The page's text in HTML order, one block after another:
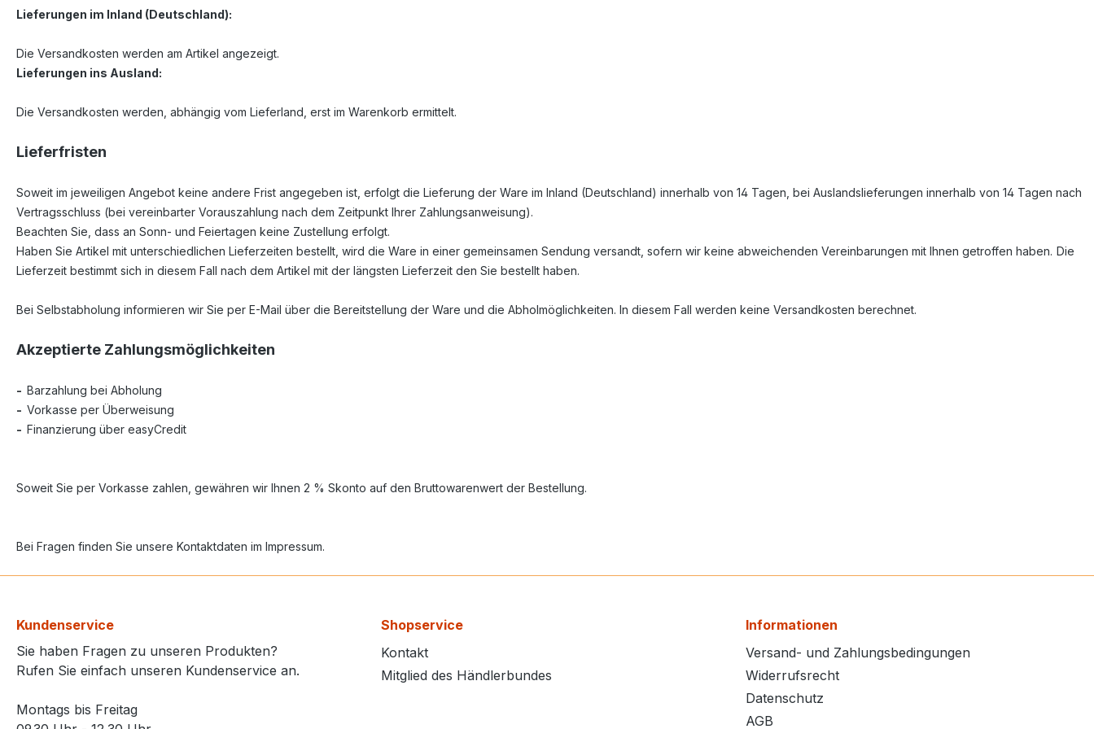
Lieferungen im Inland (Deutschland):
Die Versandkosten werden am Artikel angezeigt.
Lieferungen ins Ausland:
Die Versandkosten werden, abhängig vom Lieferland, erst im Warenkorb ermittelt.
Lieferfristen
Soweit im jeweiligen Angebot keine andere Frist angegeben ist, erfolgt die Lieferung der Ware im Inland (Deutschland) innerhalb von 14 Tagen, bei Auslandslieferungen innerhalb von 14 Tagen nach
Vertragsschluss (bei vereinbarter Vorauszahlung nach dem Zeitpunkt Ihrer Zahlungsanweisung).
Beachten Sie, dass an Sonn- und Feiertagen keine Zustellung erfolgt.
Haben Sie Artikel mit unterschiedlichen Lieferzeiten bestellt, wird die Ware in einer gemeinsamen Sendung versandt, sofern wir keine abweichenden Vereinbarungen mit Ihnen getroffen haben. Die
Lieferzeit bestimmt sich in diesem Fall nach dem Artikel mit der längsten Lieferzeit den Sie bestellt haben.
Bei Selbstabholung informieren wir Sie per E-Mail über die Bereitstellung der Ware und die Abholmöglichkeiten. In diesem Fall werden keine Versandkosten berechnet.
Akzeptierte Zahlungsmöglichkeiten
- Barzahlung bei Abholung
- Vorkasse per Überweisung
- Finanzierung über easyCredit
Soweit Sie per Vorkasse zahlen, gewähren wir Ihnen 2 % Skonto auf den Bruttowarenwert der Bestellung.
Bei Fragen finden Sie unsere Kontaktdaten im Impressum.
Kundenservice
Sie haben Fragen zu unseren Produkten?
Rufen Sie einfach unseren Kundenservice an.
Montags bis Freitag
Shopservice
Kontakt
Mitglied des Händlerbundes
Informationen
Versand- und Zahlungsbedingungen
Widerrufsrecht
Datenschutz
AGB